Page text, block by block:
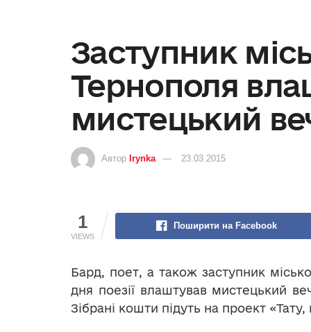
Заступник
Тернополя
мистецький
Автор Irynka 23.03.2015
1
VIEWS
Поширити на Facebook
Бард, поет, а також заступник
дня поезії влаштував мистецький
Зібрані кошти підуть на проект